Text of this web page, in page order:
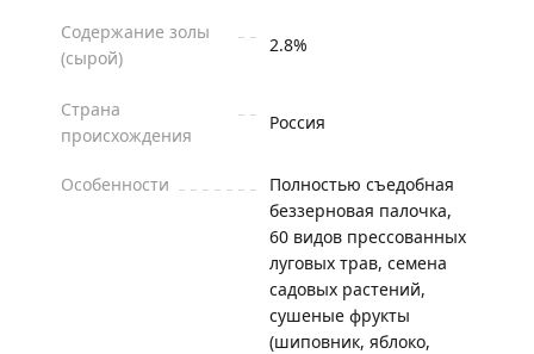
Содержание золы
(сырой)
2.8%
Страна
происхождения
Россия
Особенности
Полностью съедобная
беззерновая палочка,
60 видов прессованных
луговых трав, семена
садовых растений,
сушеные фрукты
(шиповник, яблоко,